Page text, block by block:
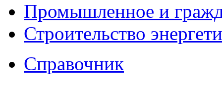
Промышленное и
Строительство
Справочник